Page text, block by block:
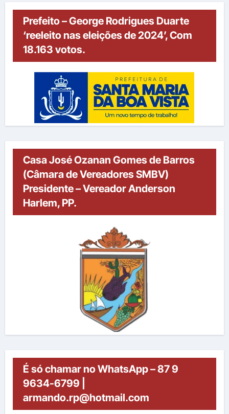
Prefeito – George Rodrigues Duarte
‘reeleito nas eleições de 2024’, Com
18.163 votos.
Casa José Ozanan Gomes de Barros
(Câmara de Vereadores SMBV)
Presidente – Vereador Anderson
Harlem, PP.
É só chamar no WhatsApp – 87 9
9634-6799 |
armando.rp@hotmail.com